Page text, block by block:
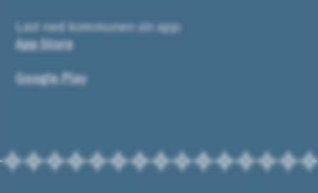
Last ned kommunen sin app:
App Store
Google Play